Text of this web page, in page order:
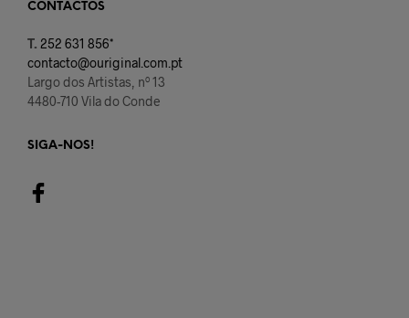
CONTACTOS
T. 252 631 856*
contacto@ouriginal.com.pt
Largo dos Artistas, nº 13
4480-710 Vila do Conde
SIGA-NOS!